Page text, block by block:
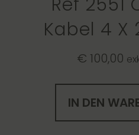
Kabel 4 X
€ 100,00
IN DEN